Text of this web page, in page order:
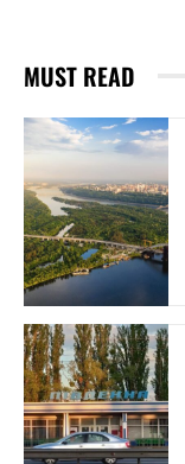
MUST READ